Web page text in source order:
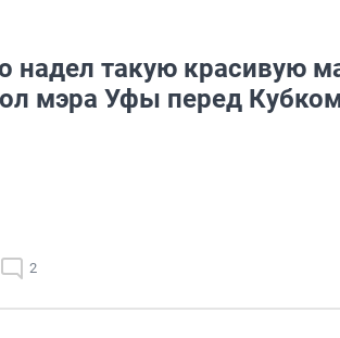
надел такую красивую
мэра Уфы перед
2